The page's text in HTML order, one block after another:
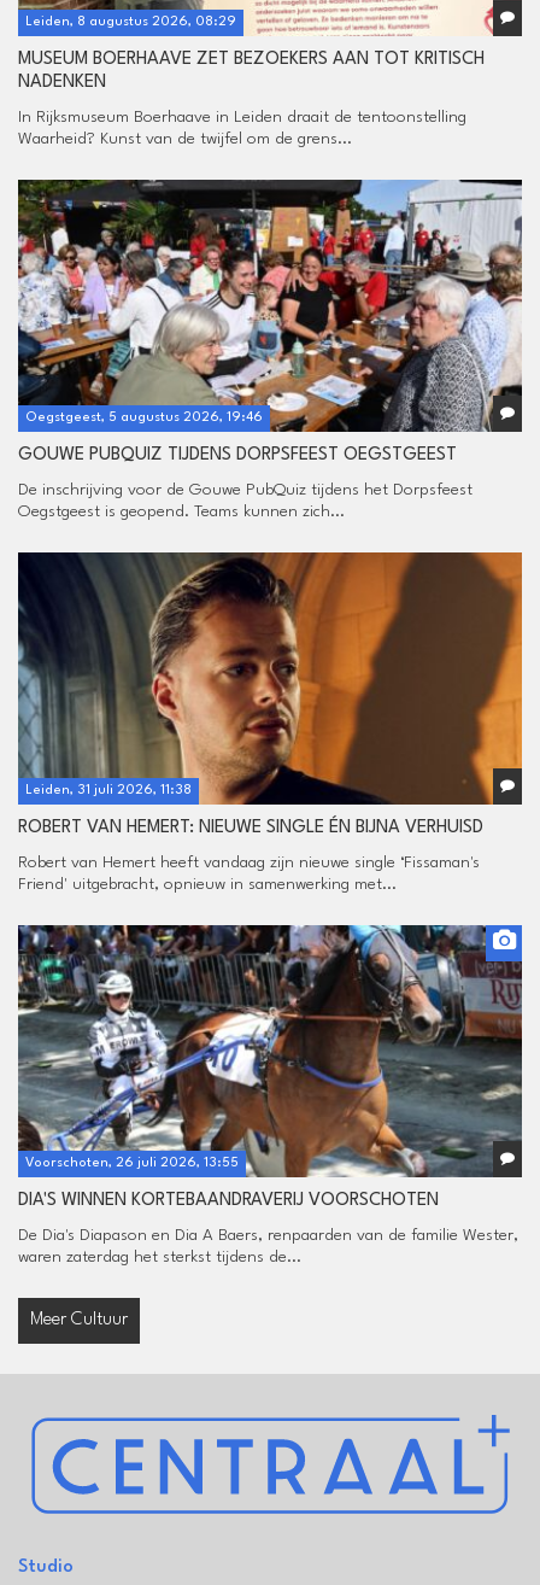
Leiden, 8 augustus 2026, 08:29
MUSEUM BOERHAAVE ZET BEZOEKERS AAN TOT KRITISCH
NADENKEN
In Rijksmuseum Boerhaave in Leiden draait de tentoonstelling
Waarheid? Kunst van de twijfel om de grens...
Oegstgeest, 5 augustus 2026, 19:46
GOUWE PUBQUIZ TIJDENS DORPSFEEST OEGSTGEEST
De inschrijving voor de Gouwe PubQuiz tijdens het Dorpsfeest
Oegstgeest is geopend. Teams kunnen zich...
Leiden, 31 juli 2026, 11:38
ROBERT VAN HEMERT: NIEUWE SINGLE ÉN BIJNA VERHUISD
Robert van Hemert heeft vandaag zijn nieuwe single ‘Fissaman's
Friend' uitgebracht, opnieuw in samenwerking met...
Voorschoten, 26 juli 2026, 13:55
DIA'S WINNEN KORTEBAANDRAVERIJ VOORSCHOTEN
De Dia's Diapason en Dia A Baers, renpaarden van de familie Wester,
waren zaterdag het sterkst tijdens de...
Meer Cultuur
Studio